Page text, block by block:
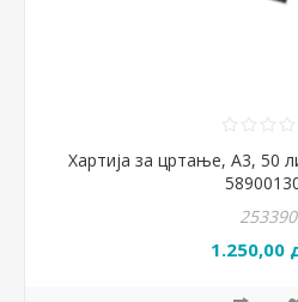
Хартија за цртање, A3, 50
253390
1.250,00